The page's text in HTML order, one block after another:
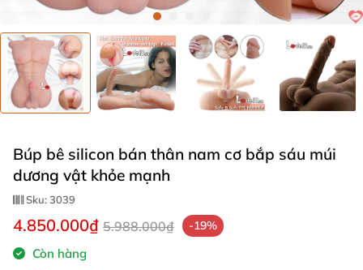
Búp bê silicon bán thân nam cơ bắp sáu múi
dương vật khỏe mạnh
Sku:3039
4.850.000₫ 5.988.000₫ -19%
Còn hàng